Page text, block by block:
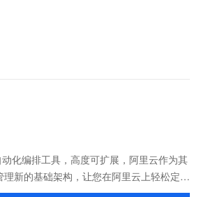
化编排工具，高度可扩展，阿里云作为其
新的基础架构，让您在阿里云上轻松定
实现云上自动化需求。